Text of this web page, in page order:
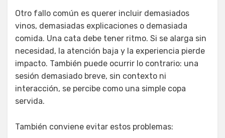
Otro fallo común es querer incluir demasiados
vinos, demasiadas explicaciones o demasiada
comida. Una cata debe tener ritmo. Si se alarga sin
necesidad, la atención baja y la experiencia pierde
impacto. También puede ocurrir lo contrario: una
sesión demasiado breve, sin contexto ni
interacción, se percibe como una simple copa
servida.
También conviene evitar estos problemas: